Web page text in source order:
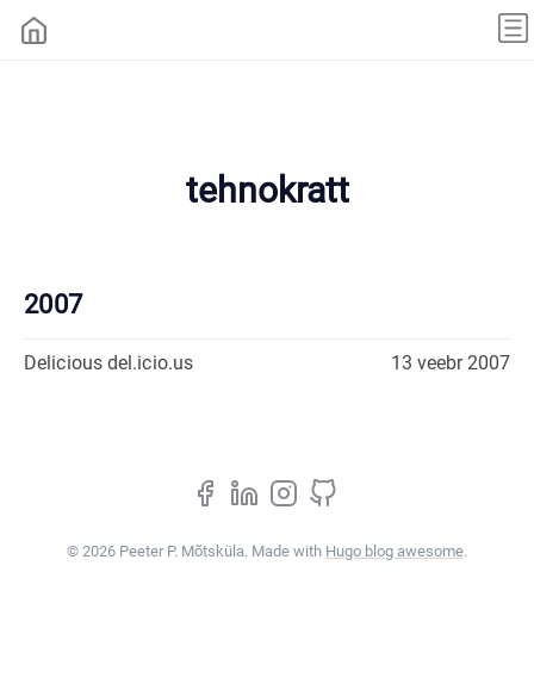
tehnokratt
2007
Delicious del.icio.us 13 veebr 2007
© 2026 Peeter P. Mõtsküla. Made with Hugo blog awesome.